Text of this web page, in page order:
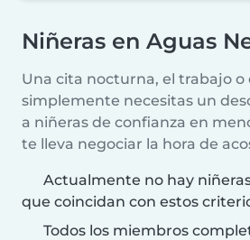
Niñeras en Aguas
Una cita nocturna, el trabajo o
simplemente necesitas un
a niñeras de confianza en
te lleva negociar la hora de
Actualmente no hay
que coincidan con estos
Todos los miembros